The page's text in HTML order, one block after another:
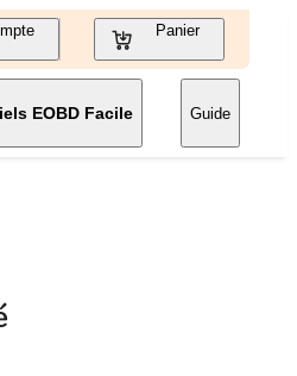
Panier
EOBD Facile Guide